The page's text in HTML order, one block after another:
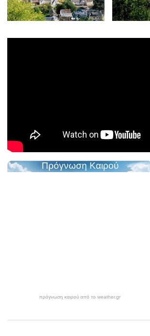
πρόγνωση καιρού από το weather.gr